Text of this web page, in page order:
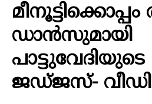
ഡാൻസുമായി
പാട്ടുവേദിയുടെ
ജഡ്ജസ്-